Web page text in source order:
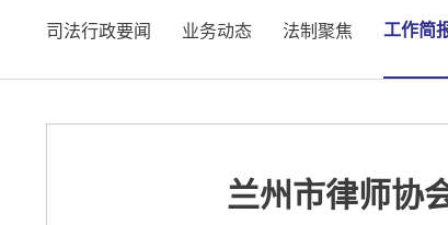
司法行政要闻 业务动态 法制聚焦 工作简
兰州市律师协